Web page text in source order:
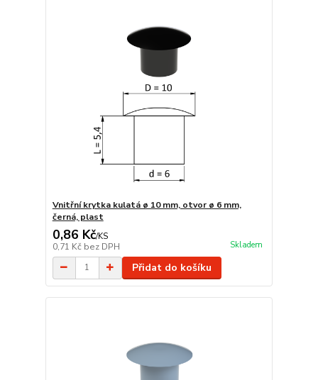
Vnitřní krytka kulatá ø 10 mm, otvor ø 6 mm,
černá, plast
0,86 Kč/KS
0,71 Kč bez DPH Skladem
Přidat do košíku